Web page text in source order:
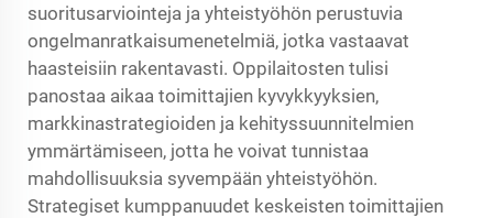
suoritusarviointeja ja yhteistyöhön perustuvia
ongelmanratkaisumenetelmiä, jotka vastaavat
haasteisiin rakentavasti. Oppilaitosten tulisi
panostaa aikaa toimittajien kyvykkyyksien,
markkinastrategioiden ja kehityssuunnitelmien
ymmärtämiseen, jotta he voivat tunnistaa
mahdollisuuksia syvempään yhteistyöhön.
Strategiset kumppanuudet keskeisten toimittajien